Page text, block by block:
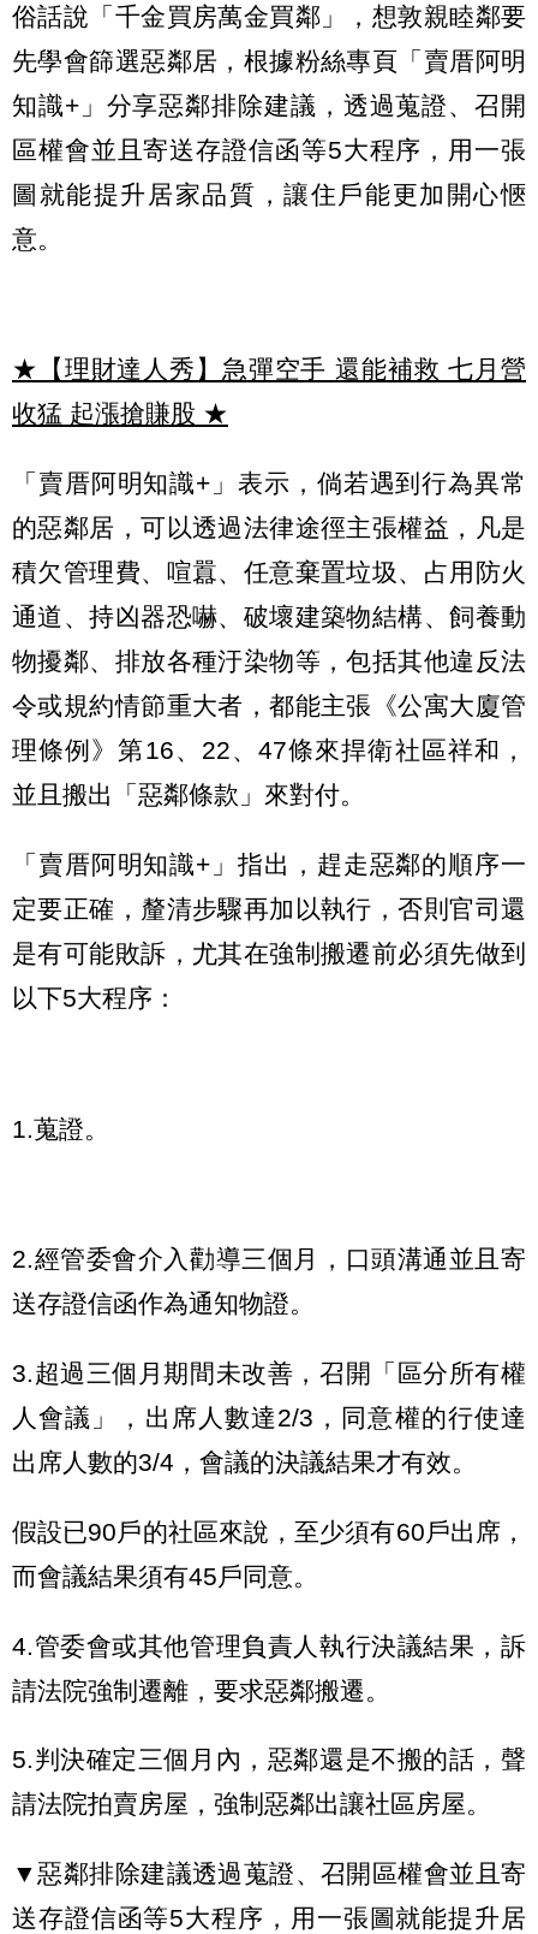
俗話說「千金買房萬金買鄰」，想敦親睦鄰要
先學會篩選惡鄰居，根據粉絲專頁「賣厝阿明
知識+」分享惡鄰排除建議，透過蒐證、召開
區權會並且寄送存證信函等5大程序，用一張
圖就能提升居家品質，讓住戶能更加開心愜
意。
★【理財達人秀】急彈空手 還能補救 七月營
收猛 起漲搶賺股 ★
「賣厝阿明知識+」表示，倘若遇到行為異常
的惡鄰居，可以透過法律途徑主張權益，凡是
積欠管理費、喧囂、任意棄置垃圾、占用防火
通道、持凶器恐嚇、破壞建築物結構、飼養動
物擾鄰、排放各種汙染物等，包括其他違反法
令或規約情節重大者，都能主張《公寓大廈管
理條例》第16、22、47條來捍衛社區祥和，
並且搬出「惡鄰條款」來對付。
「賣厝阿明知識+」指出，趕走惡鄰的順序一
定要正確，釐清步驟再加以執行，否則官司還
是有可能敗訴，尤其在強制搬遷前必須先做到
以下5大程序：
1.蒐證。
2.經管委會介入勸導三個月，口頭溝通並且寄
送存證信函作為通知物證。
3.超過三個月期間未改善，召開「區分所有權
人會議」，出席人數達2/3，同意權的行使達
出席人數的3/4，會議的決議結果才有效。
假設已90戶的社區來說，至少須有60戶出席，
而會議結果須有45戶同意。
4.管委會或其他管理負責人執行決議結果，訴
請法院強制遷離，要求惡鄰搬遷。
5.判決確定三個月內，惡鄰還是不搬的話，聲
請法院拍賣房屋，強制惡鄰出讓社區房屋。
▼惡鄰排除建議透過蒐證、召開區權會並且寄
送存證信函等5大程序，用一張圖就能提升居